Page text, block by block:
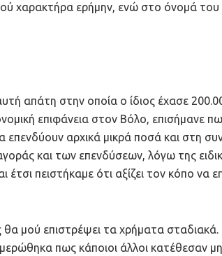
χαρακτήρα ερήμην, ενώ στο όνομά του
απάτη στην οποία ο ίδιος έχασε
επιφάνεια στον Βόλο, επισήμανε
επενδύουν αρχικά μικρά ποσά και στη
και των επενδύσεων, λόγω της
πειστήκαμε ότι αξίζει τον κόπο να
μού επιστρέψει τα χρήματα
πως κάποιοι άλλοι κατέθεσαν